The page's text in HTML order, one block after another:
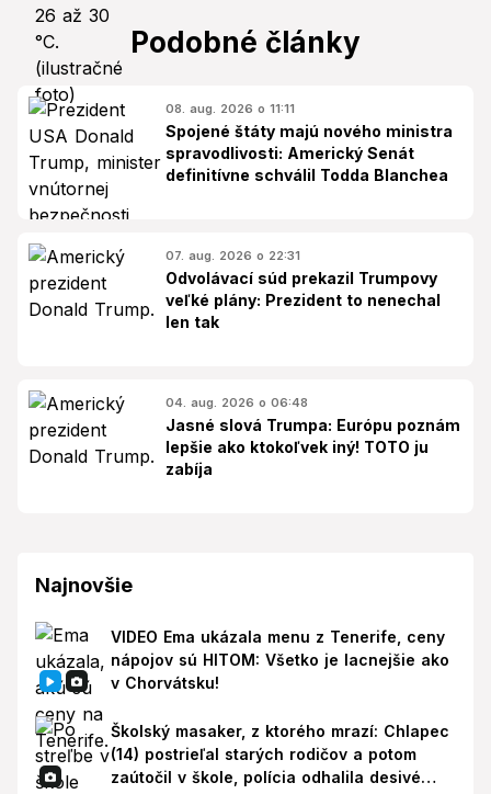
Podobné články
08. aug. 2026 o 11:11
Spojené štáty majú nového ministra
spravodlivosti: Americký Senát
definitívne schválil Todda Blanchea
07. aug. 2026 o 22:31
Odvolávací súd prekazil Trumpovy
veľké plány: Prezident to nenechal
len tak
04. aug. 2026 o 06:48
Jasné slová Trumpa: Európu poznám
lepšie ako ktokoľvek iný! TOTO ju
zabíja
Najnovšie
VIDEO Ema ukázala menu z Tenerife, ceny
nápojov sú HITOM: Všetko je lacnejšie ako
v Chorvátsku!
Školský masaker, z ktorého mrazí: Chlapec
(14) postrieľal starých rodičov a potom
zaútočil v škole, polícia odhalila desivé